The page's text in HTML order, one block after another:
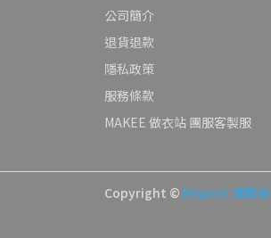
公司簡介
退貨退款
隱私政策
服務條款
MAKEE 做衣站 團服客製服
Copyright © Misport 運動迷